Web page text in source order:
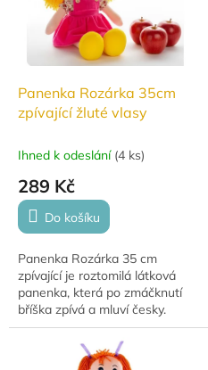
Panenka Rozárka 35cm
zpívající žluté vlasy
Ihned k odeslání (4 ks)
289 Kč
Do košíku
Panenka Rozárka 35 cm
zpívající je roztomilá látková
panenka, která po zmáčknutí
bříška zpívá a mluví česky.